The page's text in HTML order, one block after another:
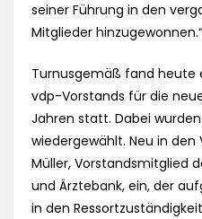
seiner Führung in den
Mitglieder hinzugewonnen.“
Turnusgemäß fand heute
vdp-Vorstands für die
Jahren statt. Dabei
wiedergewählt. Neu in den
Müller, Vorstandsmitglied
und Ärztebank, ein, der
in den